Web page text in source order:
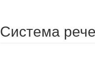
Система